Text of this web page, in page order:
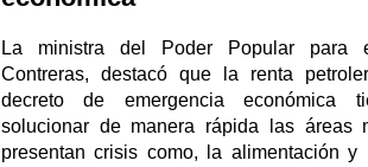
La ministra del Poder Popular para
Contreras, destacó que la renta
decreto de emergencia económica
solucionar de manera rápida las áreas
presentan crisis como, la alimentación